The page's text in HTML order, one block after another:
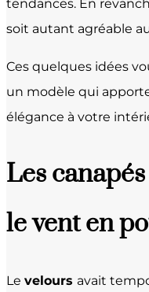
tendances. En
soit autant agréable
Ces quelques idées
un modèle qui
élégance à votre
Les
le vent en
Le velours avait